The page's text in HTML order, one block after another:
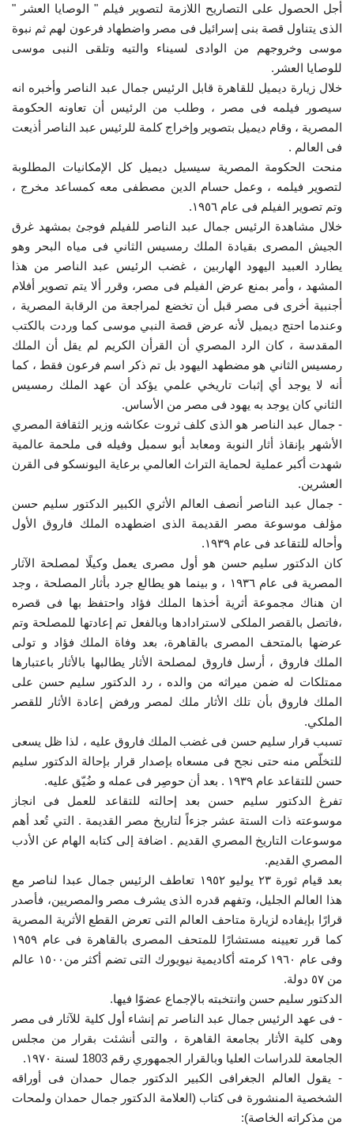
المواطن العالمي
الرواد
وثائق
الفيديوهات
الرعاة
الشركاء
Gallery
لغة
English
Swahili
español
French
Arabic
أجل الحصول على التصاريح اللازمة لتصوير فيلم " الوصايا العشر "
الذى يتناول قصة بنى إسرائيل فى مصر واضطهاد فرعون لهم ثم نبوة
موسى وخروجهم من الوادى لسيناء والتيه وتلقى النبى موسى
للوصايا العشر.
خلال زيارة ديميل للقاهرة قابل الرئيس جمال عبد الناصر وأخبره انه
سيصور فيلمه فى مصر ، وطلب من الرئيس أن تعاونه الحكومة
المصرية ، وقام ديميل بتصوير وإخراج كلمة للرئيس عبد الناصر أذيعت
فى العالم .
منحت الحكومة المصرية سيسيل ديميل كل الإمكانيات المطلوبة
لتصوير فيلمه ، وعمل حسام الدين مصطفى معه كمساعد مخرج ،
وتم تصوير الفيلم فى عام ١٩٥٦.
خلال مشاهدة الرئيس جمال عبد الناصر للفيلم فوجئ بمشهد غرق
الجيش المصرى بقيادة الملك رمسيس الثاني فى مياه البحر وهو
يطارد العبيد اليهود الهاربين ، غضب الرئيس عبد الناصر من هذا
المشهد ، وأمر بمنع عرض الفيلم فى مصر، وقرر ألا يتم تصوير أفلام
أجنبية أخرى فى مصر قبل أن تخضع لمراجعة من الرقابة المصرية ،
وعندما احتج ديميل لأنه عرض قصة النبي موسى كما وردت بالكتب
المقدسة ، كان الرد المصري أن القرأن الكريم لم يقل أن الملك
رمسيس الثاني هو مضطهد اليهود بل تم ذكر اسم فرعون فقط ، كما
أنه لا يوجد أي إثبات تاريخي علمي يؤكد أن عهد الملك رمسيس
الثاني كان يوجد به يهود فى مصر من الأساس.
- جمال عبد الناصر هو الذى كلف ثروت عكاشه وزير الثقافة المصري
الأشهر بإنقاذ أثار النوبة ومعابد أبو سمبل وفيله فى ملحمة عالمية
شهدت أكبر عملية لحماية التراث العالمي برعاية اليونسكو فى القرن
العشرين.
- جمال عبد الناصر أنصف العالم الأثري الكبير الدكتور سليم حسن
مؤلف موسوعة مصر القديمة الذى اضطهده الملك فاروق الأول
وأحاله للتقاعد فى عام ١٩٣٩.
كان الدكتور سليم حسن هو أول مصرى يعمل وكيلًا لمصلحة الآثار
المصرية فى عام ١٩٣٦ ، و بينما هو يطالع جرد بأثار المصلحة ، وجد
ان هناك مجموعة أثرية أخذها الملك فؤاد واحتفظ بها فى قصره
،فاتصل بالقصر الملكى لاسترادادها وبالفعل تم إعادتها للمصلحة وتم
عرضها بالمتحف المصرى بالقاهرة، بعد وفاة الملك فؤاد و تولى
الملك فاروق ، أرسل فاروق لمصلحة الأثار يطالبها بالأثار باعتبارها
ممتلكات له ضمن ميراثه من والده ، رد الدكتور سليم حسن على
الملك فاروق بأن تلك الأثار ملك لمصر ورفض إعادة الأثار للقصر
الملكي.
تسبب قرار سليم حسن فى غضب الملك فاروق عليه ، لذا ظل يسعى
للتخلّص منه حتى نجح فى مسعاه بإصدار قرار بإحالة الدكتور سليم
حسن للتقاعد عام ١٩٣٩ . بعد أن حوصِر فى عمله و ضُيّق عليه.
تفرغ الدكتور سليم حسن بعد إحالته للتقاعد للعمل فى انجاز
موسوعته ذات الستة عشر جزءاً لتاريخ مصر القديمة . التي تُعد أهم
موسوعات التاريخ المصري القديم . اضافة إلى كتابه الهام عن الأدب
المصري القديم.
بعد قيام ثورة ٢٣ يوليو ١٩٥٢ تعاطف الرئيس جمال عبدا لناصر مع
هذا العالم الجليل، وتفهم قدره الذى يشرف مصر والمصريين، فأصدر
قرارًا بإيفاده لزيارة متاحف العالم التى تعرض القطع الأثرية المصرية
كما قرر تعيينه مستشارًا للمتحف المصرى بالقاهرة فى عام ١٩٥٩
وفى عام ١٩٦٠ كرمته أكاديمية نيويورك التى تضم أكثر من١٥٠٠ عالم
من ٥٧ دولة.
الدكتور سليم حسن وانتخبته بالإجماع عضوًا فيها.
- فى عهد الرئيس جمال عبد الناصر تم إنشاء أول كلية للآثار فى مصر
وهى كلية الأثار بجامعة القاهرة ، والتى أنشئت بقرار من مجلس
الجامعة للدراسات العليا وبالقرار الجمهوري رقم 1803 لسنة ١٩٧٠.
- يقول العالم الجغرافى الكبير الدكتور جمال حمدان فى أوراقه
الشخصية المنشورة فى كتاب (العلامة الدكتور جمال حمدان ولمحات
من مذكراته الخاصة):